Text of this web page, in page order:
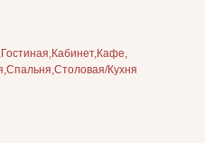
Кухня
Комплектация
Каталог
О нас